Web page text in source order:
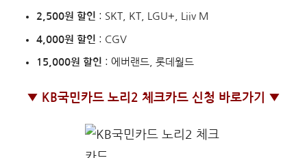
2,500원 할인 : SKT, KT, LGU+, Liiv M
4,000원 할인 : CGV
15,000원 할인 : 에버랜드, 롯데월드
▼ KB국민카드 노리2 체크카드 신청 바로가기 ▼